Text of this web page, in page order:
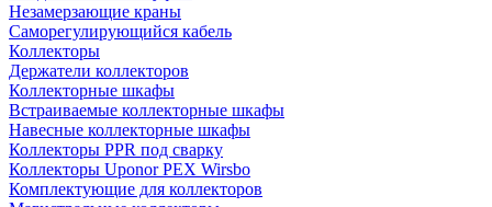
Незамерзающие краны
Саморегулирующийся кабель
Коллекторы
Держатели коллекторов
Коллекторные шкафы
Встраиваемые коллекторные шкафы
Навесные коллекторные шкафы
Коллекторы PPR под сварку
Коллекторы Uponor PEX Wirsbo
Комплектующие для коллекторов